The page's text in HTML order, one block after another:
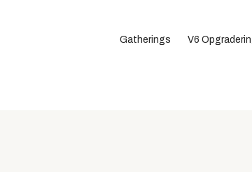
Gatherings V6